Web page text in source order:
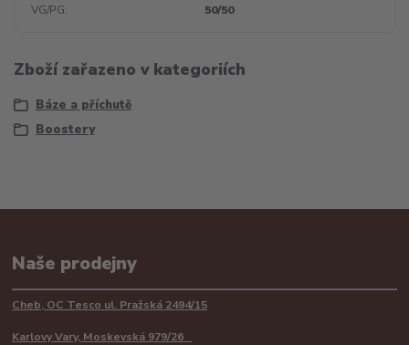
VG/PG 50/50
Zboží zařazeno v kategoriích
Báze a příchutě
Boostery
Naše prodejny
Cheb, OC Tesco ul. Pražská 2494/15
Karlovy Vary, Moskevská 979/26